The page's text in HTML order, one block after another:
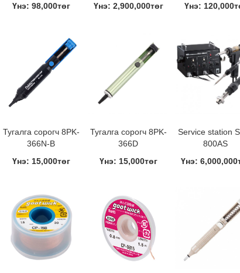
Үнэ: 98,000төг
Үнэ: 2,900,000төг
Үнэ:
Тугалга сорогч 8PK-
366N-B
Үнэ: 15,000төг
Тугалга сорогч 8PK-
366D
Үнэ: 15,000төг
Service station
800AS
Үнэ: